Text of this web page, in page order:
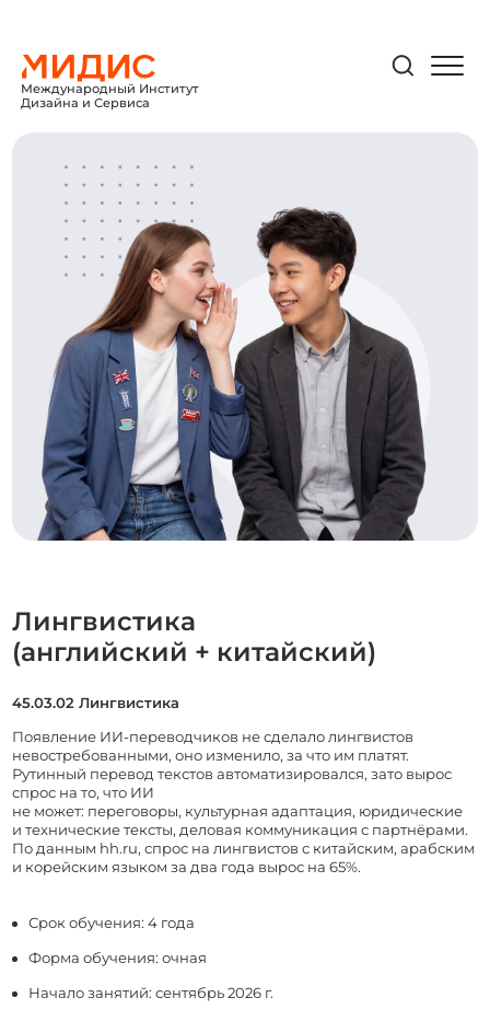
Международный Институт
Дизайна и Сервиса
Лингвистика
(английский + китайский)
45.03.02 Лингвистика
Появление ИИ-переводчиков не сделало лингвистов
невостребованными, оно изменило, за что им платят.
Рутинный перевод текстов автоматизировался, зато вырос
спрос на то, что ИИ
не может: переговоры, культурная адаптация, юридические
и технические тексты, деловая коммуникация с партнёрами.
По данным hh.ru, спрос на лингвистов с китайским, арабским
и корейским языком за два года вырос на 65%.
Срок обучения: 4 года
Форма обучения: очная
Начало занятий: сентябрь 2026 г.